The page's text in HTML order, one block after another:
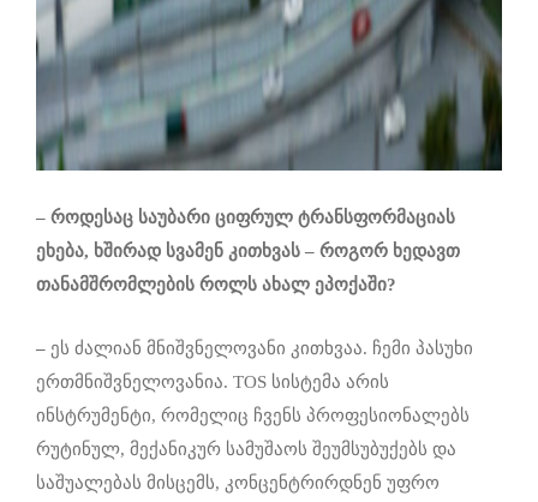
– როდესაც საუბარი ციფრულ ტრანსფორმაციას
ეხება, ხშირად სვამენ კითხვას – როგორ ხედავთ
თანამშრომლების როლს ახალ ეპოქაში?
– ეს ძალიან მნიშვნელოვანი კითხვაა. ჩემი პასუხი
ერთმნიშვნელოვანია. TOS სისტემა არის
ინსტრუმენტი, რომელიც ჩვენს პროფესიონალებს
რუტინულ, მექანიკურ სამუშაოს შეუმსუბუქებს და
საშუალებას მისცემს, კონცენტრირდნენ უფრო